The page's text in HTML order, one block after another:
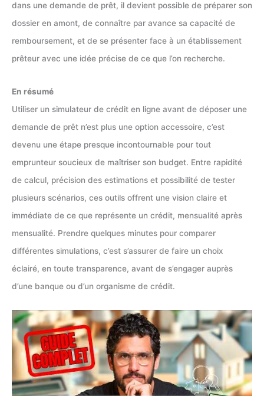
dans une demande de prêt, il devient possible de préparer son
dossier en amont, de connaître par avance sa capacité de
remboursement, et de se présenter face à un établissement
prêteur avec une idée précise de ce que l’on recherche.
En résumé
Utiliser un simulateur de crédit en ligne avant de déposer une
demande de prêt n’est plus une option accessoire, c’est
devenu une étape presque incontournable pour tout
emprunteur soucieux de maîtriser son budget. Entre rapidité
de calcul, précision des estimations et possibilité de tester
plusieurs scénarios, ces outils offrent une vision claire et
immédiate de ce que représente un crédit, mensualité après
mensualité. Prendre quelques minutes pour comparer
différentes simulations, c’est s’assurer de faire un choix
éclairé, en toute transparence, avant de s’engager auprès
d’une banque ou d’un organisme de crédit.